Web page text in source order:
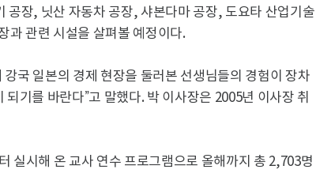
공장, 닛산 자동차 공장, 샤본다마 공장, 도요타 산업기술
과 관련 시설을 살펴볼 예정이다.
국 일본의 경제 현장을 둘러본 선생님들의 경험이 장차
기를 바란다”고 말했다. 박 이사장은 2005년 이사장 취
실시해 온 교사 연수 프로그램으로 올해까지 총 2,703명